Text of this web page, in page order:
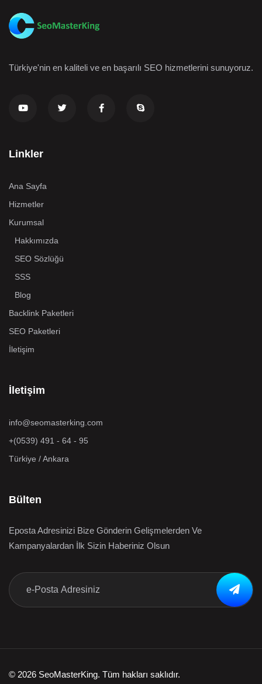
Türkiye'nin en kaliteli ve en başarılı SEO hizmetlerini sunuyoruz.
Linkler
Ana Sayfa
Hizmetler
Kurumsal
Hakkımızda
SEO Sözlüğü
SSS
Blog
Backlink Paketleri
SEO Paketleri
İletişim
İletişim
info@seomasterking.com
+(0539) 491 - 64 - 95
Türkiye / Ankara
Bülten
Eposta Adresinizi Bize Gönderin Gelişmelerden Ve
Kampanyalardan İlk Sizin Haberiniz Olsun
© 2026 SeoMasterKing. Tüm hakları saklıdır.